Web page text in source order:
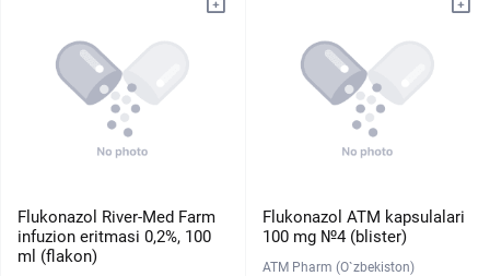
Flukonazol River-Med Farm
infuzion eritmasi 0,2%, 100
ml (flakon)
Flukonazol ATM kapsulalari
100 mg №4 (blister)
ATM Pharm (O`zbekiston)